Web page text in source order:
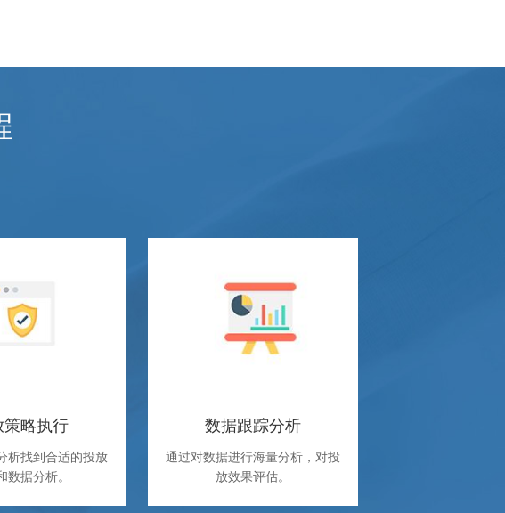
策略执行
析找到合适的投放
数据分析。
数据跟踪分析
通过对数据进行海量分析，对投
放效果评估。